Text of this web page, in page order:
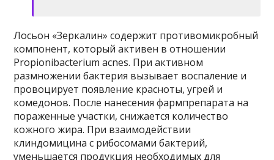
Лосьон «Зеркалин» содержит противомикробный
компонент, который активен в отношении
Propionibacterium acnes. При активном
размножении бактерия вызывает воспаление и
провоцирует появление красноты, угрей и
комедонов. После нанесения фармпрепарата на
пораженные участки, снижается количество
кожного жира. При взаимодействии
клиндомицина с рибосомами бактерий,
уменьшается продукция необходимых для